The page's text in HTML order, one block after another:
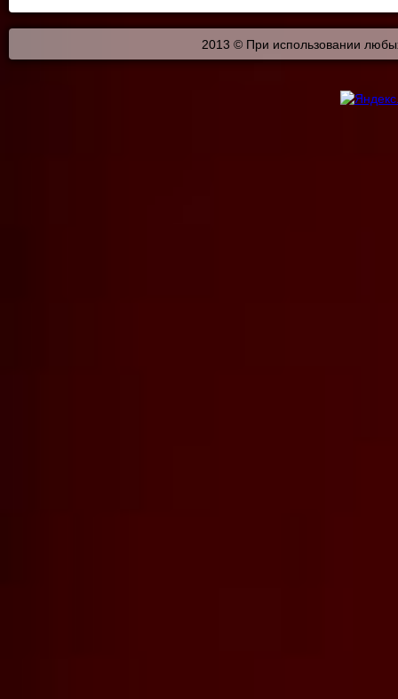
2013 © При использовании